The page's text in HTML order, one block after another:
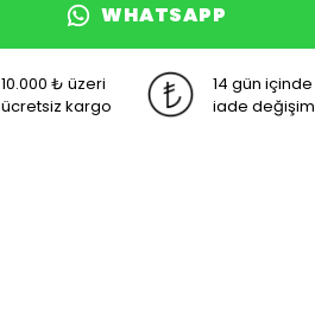
WHATSAPP
10.000 ₺ üzeri
ücretsiz kargo
14 gün içinde
iade değişim